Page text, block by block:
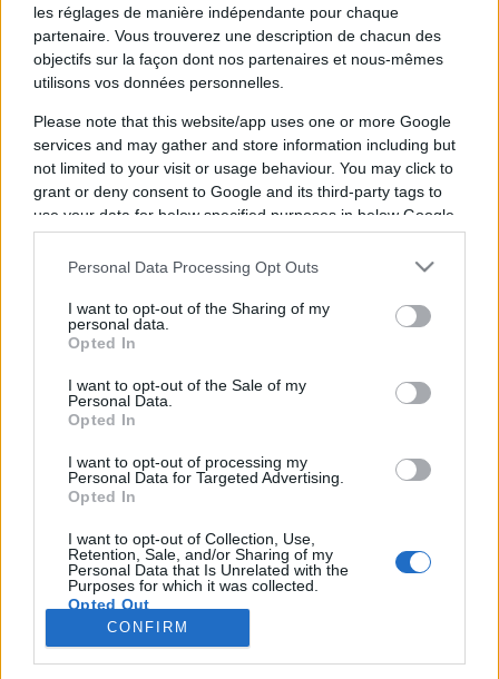
les réglages de manière indépendante pour chaque
partenaire. Vous trouverez une description de chacun des
objectifs sur la façon dont nos partenaires et nous-mêmes
utilisons vos données personnelles.
Please note that this website/app uses one or more Google
services and may gather and store information including but
not limited to your visit or usage behaviour. You may click to
grant or deny consent to Google and its third-party tags to
use your data for below specified purposes in below Google
consent section.
Personal Data Processing Opt Outs
I want to opt-out of the Sharing of my
personal data.
Opted In
I want to opt-out of the Sale of my
Personal Data.
Opted In
I want to opt-out of processing my
Personal Data for Targeted Advertising.
Opted In
I want to opt-out of Collection, Use,
Retention, Sale, and/or Sharing of my
Personal Data that Is Unrelated with the
Purposes for which it was collected.
Opted Out
Google consents
CONFIRM
Vous trouverez ci-dessous la liste des futurs
combats diffusés à la télévision en France de
Murilo Delfino.
Il n'y a pas de diffusions de combats deMurilo
Delfinoannoncées à la télévision pour le
que ce sera le cas.
vous rendre chez notre partenaire
RezoSport.com qui sélectionne l'actu boxe issue
des meilleurs médias, et propose également les
classements, calendriers et résultats.
Nous contacter|Mentions Légales